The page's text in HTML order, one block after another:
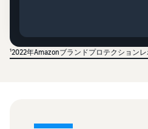
¹2022年Amazonブランドプロテクションレ